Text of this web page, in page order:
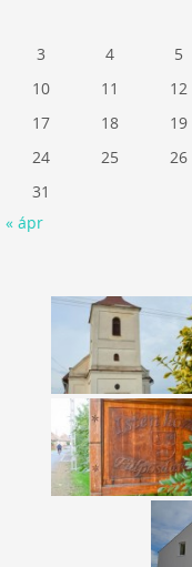
3
4 5
10
11 12
17
18 19
24
25 26
31
« ápr